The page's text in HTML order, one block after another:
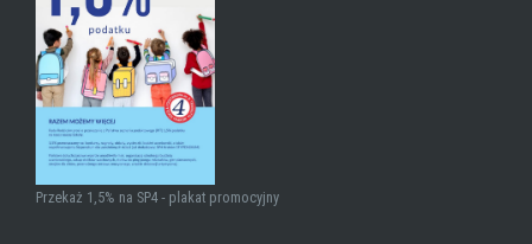
Przekaż 1,5% na SP4 - plakat promocyjny